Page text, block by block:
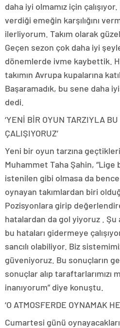
daha iyi olmamız için
verdiği emeğin karşılığını
ilerliyorum. Takım olarak
Geçen sezon çok daha iyi
dönemlerde ivme kaybettik.
takımın Avrupa kupalarına
Başaramadık, bu sene daha
dedi.
‘YENİ BİR OYUN TARZIYLA
ÇALIŞIYORUZ’
Yeni bir oyun tarzına
Muhammet Taha Şahin, “Lige
istenilen gibi olmasa da
oynayan takımlardan biri
Pozisyonlara girip
hatalardan da gol yiyoruz . Şu
bu hataları gidermeye
sancılı olabiliyor. Biz
güveniyoruz. Bu sonuçların
sonuçlar alıp taraftarlarımızı
inanıyorum” diye konuştu.
‘O ATMOSFERDE OYNAMAK
Cumartesi günü